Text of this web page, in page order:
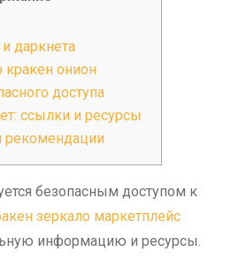
даркнета
кракен онион
доступа
ссылки и ресурсы
рекомендации
безопасным доступом к
зеркало маркетплейс
информацию и ресурсы.